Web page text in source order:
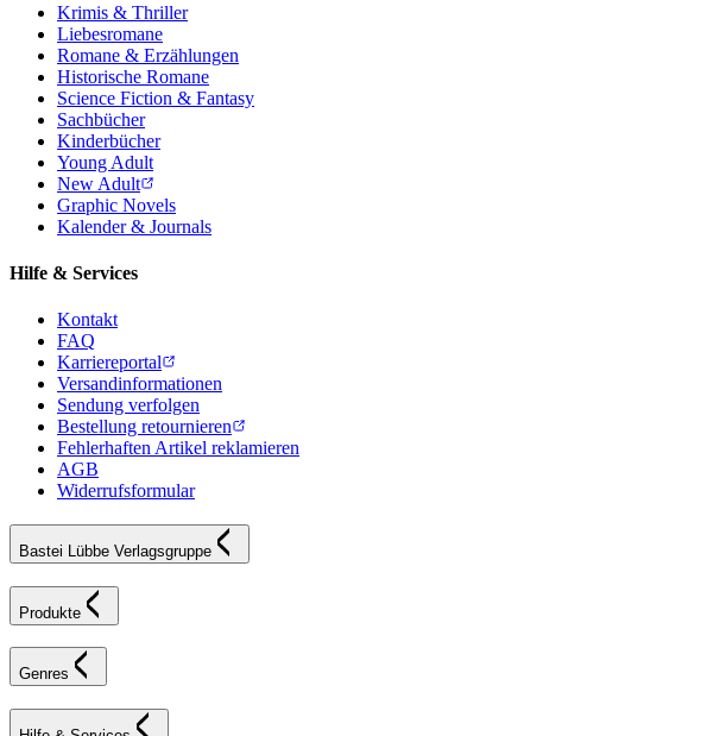
Krimis & Thriller
Liebesromane
Romane & Erzählungen
Historische Romane
Science Fiction & Fantasy
Sachbücher
Kinderbücher
Young Adult
New Adult
Graphic Novels
Kalender & Journals
Hilfe & Services
Kontakt
FAQ
Karriereportal
Versandinformationen
Sendung verfolgen
Bestellung retournieren
Fehlerhaften Artikel reklamieren
AGB
Widerrufsformular
Bastei Lübbe Verlagsgruppe
Produkte
Genres